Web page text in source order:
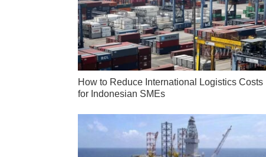
How to Reduce International Logistics Costs
for Indonesian SMEs